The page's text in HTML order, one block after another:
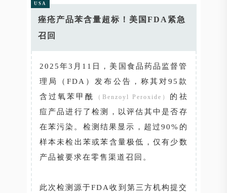
USA
痤疮产品苯含量超标！美国FDA紧急
召回
2025年3月11日，美国食品药品监督管
理局（FDA）发布公告，称其对95款
含过氧苯甲酰
（Benzoyl Peroxide） 的祛
痘产品进行了检测，以评估其中是否存
在苯污染。检测结果显示，超过90%的
样本未检出苯或苯含量极低，仅有少数
产品被要求在零售渠道召回。
此次检测源于FDA收到第三方机构提交